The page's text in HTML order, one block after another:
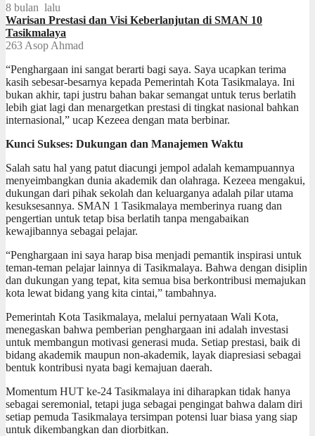
8 bulan lalu
Warisan Prestasi dan Visi Keberlanjutan di SMAN 10
Tasikmalaya
263 Asop Ahmad
“Penghargaan ini sangat berarti bagi saya. Saya ucapkan terima
kasih sebesar-besarnya kepada Pemerintah Kota Tasikmalaya. Ini
bukan akhir, tapi justru bahan bakar semangat untuk terus berlatih
lebih giat lagi dan menargetkan prestasi di tingkat nasional bahkan
internasional,” ucap Kezeea dengan mata berbinar.
Kunci Sukses: Dukungan dan Manajemen Waktu
Salah satu hal yang patut diacungi jempol adalah kemampuannya
menyeimbangkan dunia akademik dan olahraga. Kezeea mengakui,
dukungan dari pihak sekolah dan keluarganya adalah pilar utama
kesuksesannya. SMAN 1 Tasikmalaya memberinya ruang dan
pengertian untuk tetap bisa berlatih tanpa mengabaikan
kewajibannya sebagai pelajar.
“Penghargaan ini saya harap bisa menjadi pemantik inspirasi untuk
teman-teman pelajar lainnya di Tasikmalaya. Bahwa dengan disiplin
dan dukungan yang tepat, kita semua bisa berkontribusi memajukan
kota lewat bidang yang kita cintai,” tambahnya.
Pemerintah Kota Tasikmalaya, melalui pernyataan Wali Kota,
menegaskan bahwa pemberian penghargaan ini adalah investasi
untuk membangun motivasi generasi muda. Setiap prestasi, baik di
bidang akademik maupun non-akademik, layak diapresiasi sebagai
bentuk kontribusi nyata bagi kemajuan daerah.
Momentum HUT ke-24 Tasikmalaya ini diharapkan tidak hanya
sebagai seremonial, tetapi juga sebagai pengingat bahwa dalam diri
setiap pemuda Tasikmalaya tersimpan potensi luar biasa yang siap
untuk dikembangkan dan diorbitkan.